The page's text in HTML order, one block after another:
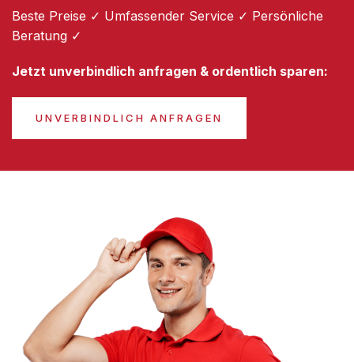
Beste Preise ✓ Umfassender Service ✓ Persönliche
Beratung ✓
Jetzt unverbindlich anfragen & ordentlich sparen:
UNVERBINDLICH ANFRAGEN